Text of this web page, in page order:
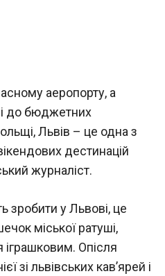
аеропорту, а
до бюджетних
Львів – це одна з
дестинацій
журналіст.
зробити у Львові, це
міської ратуші,
іграшковим. Опісля
зі львівських кав’ярей і